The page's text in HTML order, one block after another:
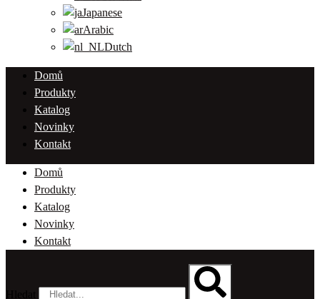
Japanese
Arabic
Dutch
Domů
Produkty
Katalog
Novinky
Kontakt
Domů
Produkty
Katalog
Novinky
Kontakt